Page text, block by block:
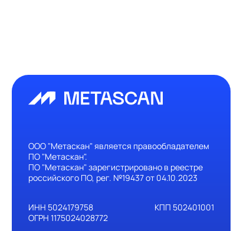
ООО "Метаскан" является правообладателем
ПО "Метаскан".
ПО "Метаскан" зарегистрировано в реестре
российского ПО, рег. №19437 от 04.10.2023
ИНН 5024179758
КПП 502401001
ОГРН 1175024028772